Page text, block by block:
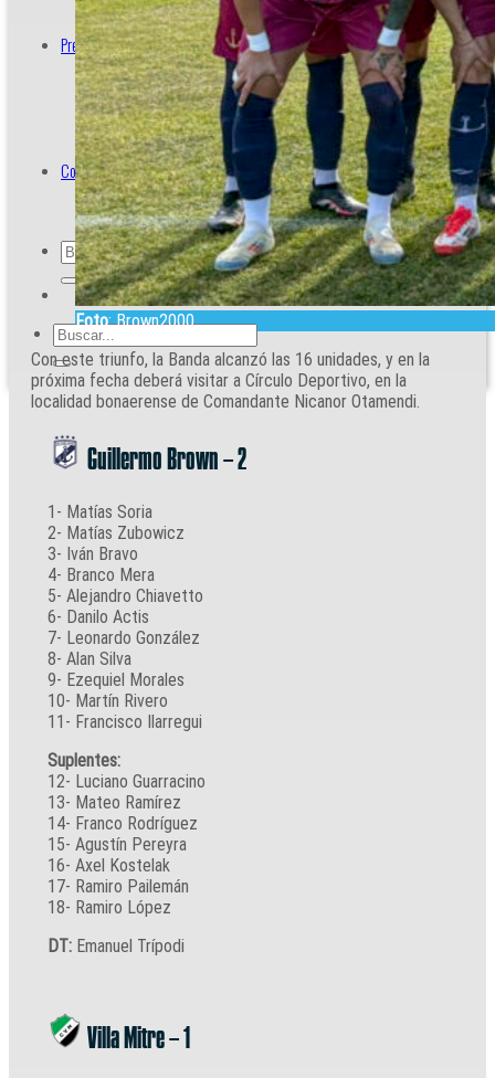
Prensa
Acreditaciones
Contacto
Foto: Brown2000
Con este triunfo, la Banda alcanzó las 16 unidades, y en la
próxima fecha deberá visitar a Círculo Deportivo, en la
localidad bonaerense de Comandante Nicanor Otamendi.
Guillermo Brown – 2
1- Matías Soria
2- Matías Zubowicz
3- Iván Bravo
4- Branco Mera
5- Alejandro Chiavetto
6- Danilo Actis
7- Leonardo González
8- Alan Silva
9- Ezequiel Morales
10- Martín Rivero
11- Francisco Ilarregui
Suplentes:
12- Luciano Guarracino
13- Mateo Ramírez
14- Franco Rodríguez
15- Agustín Pereyra
16- Axel Kostelak
17- Ramiro Pailemán
18- Ramiro López
DT: Emanuel Trípodi
Villa Mitre – 1